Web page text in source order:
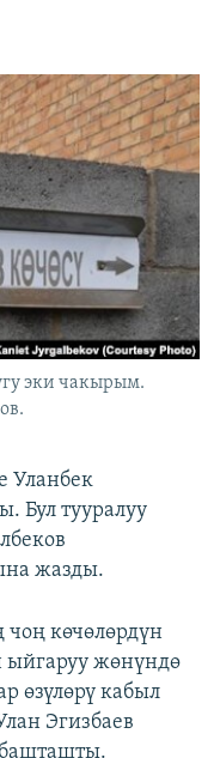
эки чакырым.
Уланбек
Бул тууралуу
жазды.
көчөлөрдүн
жөнүндө
өзүлөрү кабыл
Эгизбаев
башташты.